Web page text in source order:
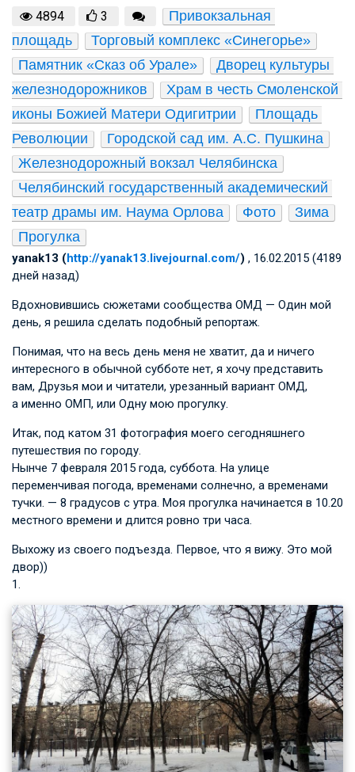
4894 3
Привокзальная
площадь
Торговый комплекс «Синегорье»
Памятник «Сказ об Урале»
Дворец культуры
железнодорожников
Храм в честь Смоленской
иконы Божией Матери Одигитрии
Площадь
Революции
Городской сад им. А.С. Пушкина
Железнодорожный вокзал Челябинска
Челябинский государственный академический
театр драмы им. Наума Орлова
Фото
Зима
Прогулка
yanak13 (http://yanak13.livejournal.com/) , 16.02.2015 (4189
дней назад)
Вдохновившись сюжетами сообщества ОМД — Один мой
день, я решила сделать подобный репортаж.
Понимая, что на весь день меня не хватит, да и ничего
интересного в обычной субботе нет, я хочу представить
вам, Друзья мои и читатели, урезанный вариант ОМД,
а именно ОМП, или Одну мою прогулку.
Итак, под катом 31 фотография моего сегодняшнего
путешествия по городу.
Нынче 7 февраля 2015 года, суббота. На улице
переменчивая погода, временами солнечно, а временами
тучки. — 8 градусов с утра. Моя прогулка начинается в 10.20
местного времени и длится ровно три часа.
Выхожу из своего подъезда. Первое, что я вижу. Это мой
двор))
1.